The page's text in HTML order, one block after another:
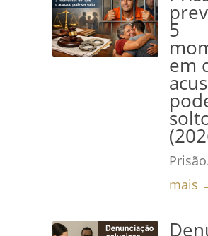
5
em
mais